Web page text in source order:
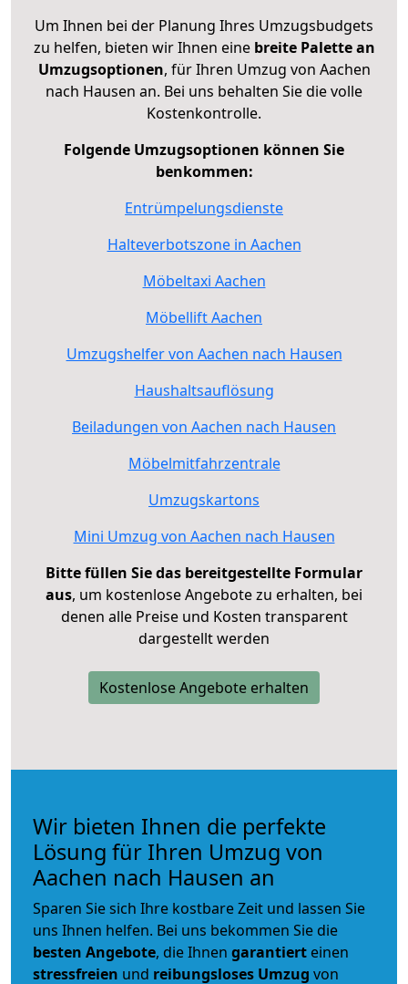
Um Ihnen bei der Planung Ihres Umzugsbudgets
zu helfen, bieten wir Ihnen eine breite Palette an
Umzugsoptionen, für Ihren Umzug von Aachen
nach Hausen an. Bei uns behalten Sie die volle
Kostenkontrolle.
Folgende Umzugsoptionen können Sie
benkommen:
Entrümpelungsdienste
Halteverbotszone in Aachen
Möbeltaxi Aachen
Möbellift Aachen
Umzugshelfer von Aachen nach Hausen
Haushaltsauflösung
Beiladungen von Aachen nach Hausen
Möbelmitfahrzentrale
Umzugskartons
Mini Umzug von Aachen nach Hausen
Bitte füllen Sie das bereitgestellte Formular
aus, um kostenlose Angebote zu erhalten, bei
denen alle Preise und Kosten transparent
dargestellt werden
Kostenlose Angebote erhalten
Wir bieten Ihnen die perfekte
Lösung für Ihren Umzug von
Aachen nach Hausen an
Sparen Sie sich Ihre kostbare Zeit und lassen Sie
uns Ihnen helfen. Bei uns bekommen Sie die
besten Angebote, die Ihnen garantiert einen
stressfreien und reibungsloses Umzug von